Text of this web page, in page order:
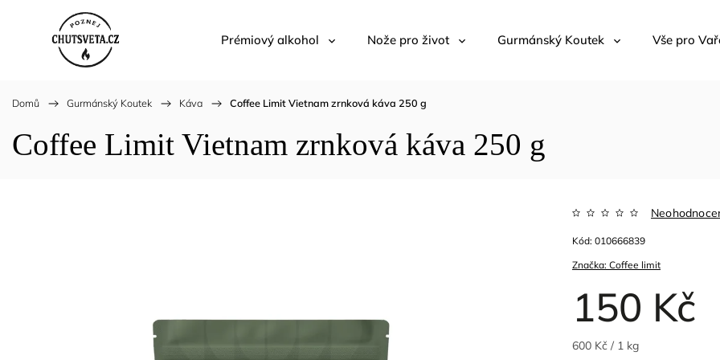
Prémiový alkohol Nože pro život Gurmánský Koutek Vše pro
Domů / Gurmánský Koutek / Káva / Coffee Limit Vietnam zrnková káva 250 g
Coffee Limit Vietnam zrnková káva 250 g
Značka:Coffee limit
150 Kč
600 Kč / 1 kg
Kód: 010666839